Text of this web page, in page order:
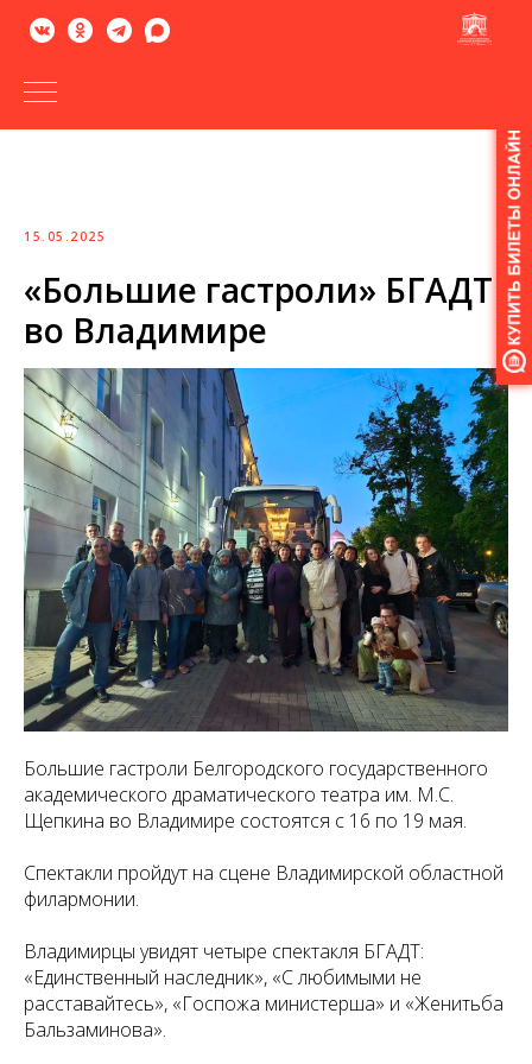
Версия
15.05.2025
«Большие гастроли» БГАДТ
во Владимире
Большие гастроли Белгородского государственного
академического драматического театра им. М.С.
Щепкина во Владимире состоятся с 16 по 19 мая.
Спектакли пройдут на сцене Владимирской областной
филармонии.
Владимирцы увидят четыре спектакля БГАДТ:
«Единственный наследник», «С любимыми не
расставайтесь», «Госпожа министерша» и «Женитьба
Бальзаминова».